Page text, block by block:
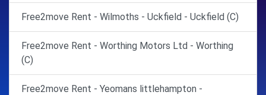
Free2move Rent - Wilmoths - Uckfield - Uckfield (C)
Free2move Rent - Worthing Motors Ltd - Worthing
(C)
Free2move Rent - Yeomans littlehampton -